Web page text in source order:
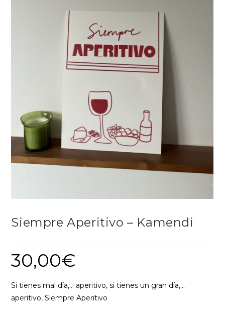
Siempre Aperitivo – Kamendi
30,00€
Si tienes mal día,… aperitivo, si tienes un gran día,…
aperitivo, Siempre Aperitivo